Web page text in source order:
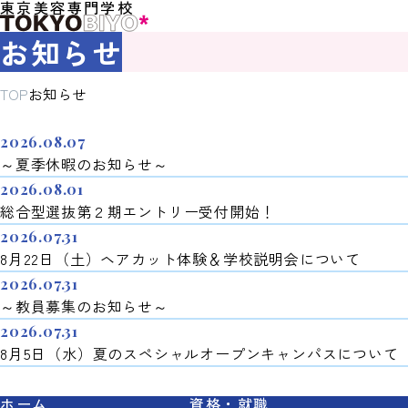
東京美容専門学校
お知らせ
TOPお知らせ
2026.08.07
～夏季休暇のお知らせ～
2026.08.01
総合型選抜第２期エントリー受付開始！
2026.07.31
8月22日（土）ヘアカット体験＆学校説明会について
2026.07.31
～教員募集のお知らせ～
2026.07.31
8月5日（水）夏のスペシャルオープンキャンパスについて
ホーム
資格・就職